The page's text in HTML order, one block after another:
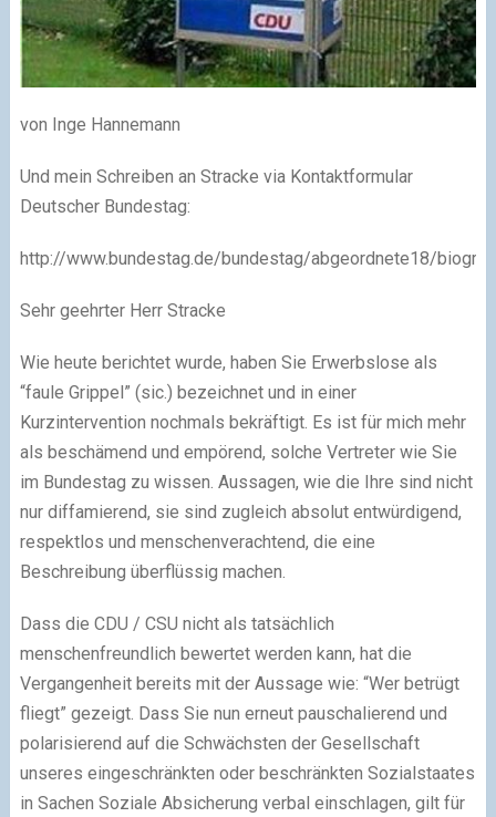
von Inge Hannemann
Und mein Schreiben an Stracke via Kontaktformular
Deutscher Bundestag:
http://www.bundestag.de/bundestag/abgeordnete18/
Sehr geehrter Herr Stracke
Wie heute berichtet wurde, haben Sie Erwerbslose als
“faule Grippel” (sic.) bezeichnet und in einer
Kurzintervention nochmals bekräftigt. Es ist für mich mehr
als beschämend und empörend, solche Vertreter wie Sie
im Bundestag zu wissen. Aussagen, wie die Ihre sind nicht
nur diffamierend, sie sind zugleich absolut entwürdigend,
respektlos und menschenverachtend, die eine
Beschreibung überflüssig machen.
Dass die CDU / CSU nicht als tatsächlich
menschenfreundlich bewertet werden kann, hat die
Vergangenheit bereits mit der Aussage wie: “Wer betrügt
fliegt” gezeigt. Dass Sie nun erneut pauschalierend und
polarisierend auf die Schwächsten der Gesellschaft
unseres eingeschränkten oder beschränkten Sozialstaates
in Sachen Soziale Absicherung verbal einschlagen, gilt für